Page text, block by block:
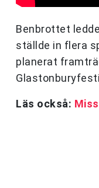
Benbrottet
ställde in flera
planerat
Läs också: